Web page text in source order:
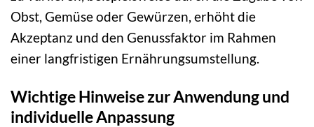
Obst, Gemüse oder Gewürzen, erhöht die
Akzeptanz und den Genussfaktor im Rahmen
einer langfristigen Ernährungsumstellung.
Wichtige Hinweise zur Anwendung und
individuelle Anpassung